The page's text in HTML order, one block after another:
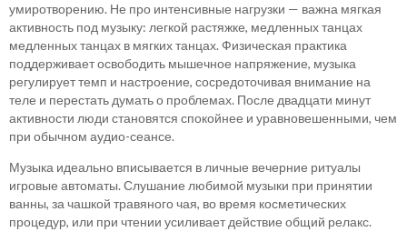
умиротворению. Не про интенсивные нагрузки — важна мягкая
активность под музыку: легкой растяжке, медленных танцах
медленных танцах в мягких танцах. Физическая практика
поддерживает освободить мышечное напряжение, музыка
регулирует темп и настроение, сосредоточивая внимание на
теле и перестать думать о проблемах. После двадцати минут
активности люди становятся спокойнее и уравновешенными, чем
при обычном аудио-сеансе.
Музыка идеально вписывается в личные вечерние ритуалы
игровые автоматы. Слушание любимой музыки при принятии
ванны, за чашкой травяного чая, во время косметических
процедур, или при чтении усиливает действие общий релакс.